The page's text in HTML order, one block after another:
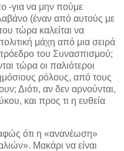
-για να μην πούμε
(έναν από αυτούς με
τώρα καλείται να
μάχη από μια σειρά
του Συνασπισμού;
τώρα οι παλιότεροι
ρόλους, από τους
Διότι, αν δεν αρνούνται,
και προς τι η ευθεία
ότι η «ανανέωση»
Μακάρι να είναι